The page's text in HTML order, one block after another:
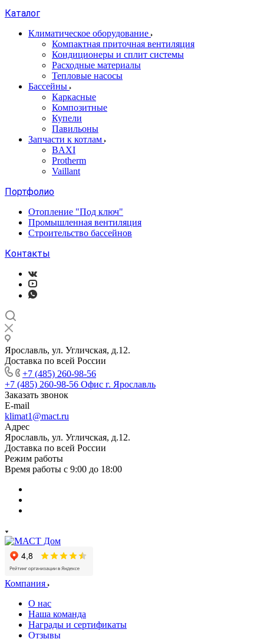
Каталог
Климатическое оборудование
Компактная приточная вентиляция
Кондиционеры и сплит системы
Расходные материалы
Тепловые насосы
Бассейны
Каркасные
Композитные
Купели
Павильоны
Запчасти к котлам
BAXI
Protherm
Vaillant
Портфолио
Отопление "Под ключ"
Промышленная вентиляция
Строительство бассейнов
Контакты
Ярославль, ул. Угличская, д.12.
Доставка по всей России
+7 (485) 260-98-56
+7 (485) 260-98-56 Офис г. Ярославль
Заказать звонок
E-mail
klimat1@mact.ru
Адрес
Ярославль, ул. Угличская, д.12.
Доставка по всей России
Режим работы
Время работы с 9:00 до 18:00
Компания
О нас
Наша команда
Награды и сертификаты
Отзывы